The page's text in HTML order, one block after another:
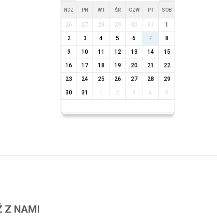
NDZ PN WT ŚR CZW PT SOB
26 27 28 29 30 31
1
2
3 4 5 6 7
8
9
10 11 12 13 14
15
16
17 18 19 20 21
22
23
24 25 26 27 28
29
30
31 1 2 3 4 5
Z NAMI